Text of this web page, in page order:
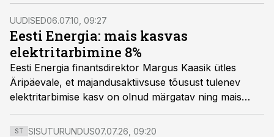
UUDISED06.07.10, 09:27
Eesti Energia: mais kasvas
elektritarbimine 8%
Eesti Energia finantsdirektor Margus Kaasik ütles
Äripäevale, et majandusaktiivsuse tõusust tulenev
elektritarbimise kasv on olnud märgatav ning mais
ulatus tarbimise kasv juba 8%-ni.
ST SISUTURUNDUS07.07.26, 09:20